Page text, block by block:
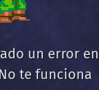
un error en
te funciona